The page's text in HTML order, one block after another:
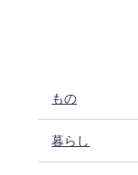
もの
暮らし